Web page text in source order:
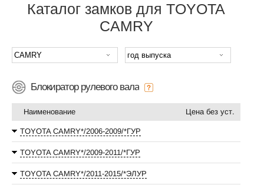
Каталог замков для TOYOTA
CAMRY
Блокиратор рулевого вала
Наименование Цена без уст.
TOYOTA CAMRY*/2006-2009/*ГУР
TOYOTA CAMRY*/2009-2011/*ГУР
TOYOTA CAMRY*/2011-2015/*ЭЛУР